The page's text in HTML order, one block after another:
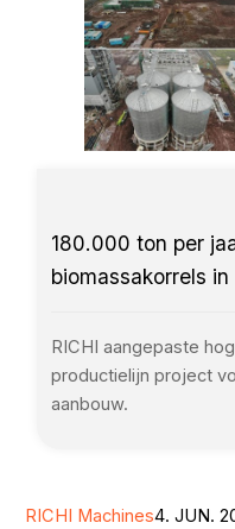
180.000 ton per
biomassakorrels in
RICHI aangepaste
productielijn project
aanbouw.
RICHI Machines4. JUN.